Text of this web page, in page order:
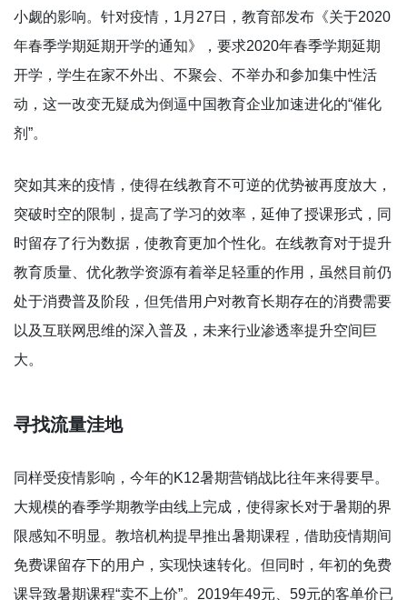
小觑的影响。针对疫情，1月27日，教育部发布《关于2020
年春季学期延期开学的通知》，要求2020年春季学期延期
开学，学生在家不外出、不聚会、不举办和参加集中性活
动，这一改变无疑成为倒逼中国教育企业加速进化的“催化
剂”。
突如其来的疫情，使得在线教育不可逆的优势被再度放大，
突破时空的限制，提高了学习的效率，延伸了授课形式，同
时留存了行为数据，使教育更加个性化。在线教育对于提升
教育质量、优化教学资源有着举足轻重的作用，虽然目前仍
处于消费普及阶段，但凭借用户对教育长期存在的消费需要
以及互联网思维的深入普及，未来行业渗透率提升空间巨
大。
寻找流量洼地
同样受疫情影响，今年的K12暑期营销战比往年来得要早。
大规模的春季学期教学由线上完成，使得家长对于暑期的界
限感知不明显。教培机构提早推出暑期课程，借助疫情期间
免费课留存下的用户，实现快速转化。但同时，年初的免费
课导致暑期课程“卖不上价”。2019年49元、59元的客单价已